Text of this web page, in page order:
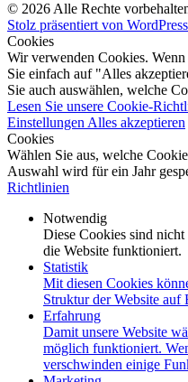
© 2026 Alle Rechte
Stolz präsentiert von WordPress
Cookies
Wir verwenden Cookies.
Sie einfach auf "Alles
Sie auch auswählen, welche
Lesen Sie unsere Cookie-
Einstellungen Alles akzeptieren
Cookies
Wählen Sie aus, welche
Auswahl wird für ein Jahr
Richtlinien
Notwendig
Diese Cookies sind
die Website funktioniert.
Statistik
Mit diesen Cookies
Struktur der Website auf
Erfahrung
Damit unsere Website
möglich funktioniert.
verschwinden einige